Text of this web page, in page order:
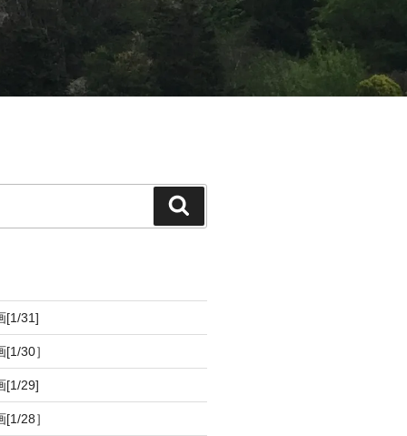
[1/31]
30］
[1/29]
28］